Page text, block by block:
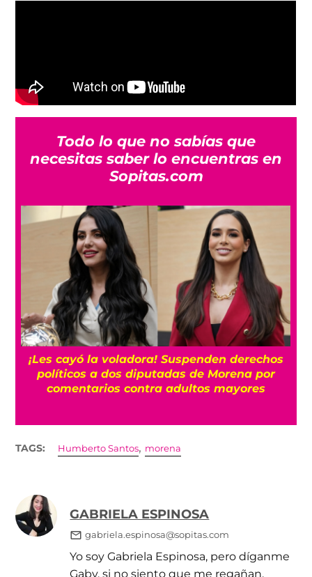
Todo lo que no sabías que
necesitas saber lo encuentras en
Sopitas.com
¡Les cayó la voladora! Suspenden derechos
políticos a dos diputadas de Morena por
comentarios contra adultos mayores
TAGS: Humberto Santos, morena
GABRIELA ESPINOSA
gabriela.espinosa@sopitas.com
Yo soy Gabriela Espinosa, pero díganme
Gaby, si no siento que me regañan.